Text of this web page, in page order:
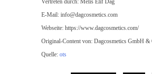
Vertreten durch: Melis Elif Dag
E-Mail: info@dagcosmetics.com
Webseite: https://www.dagcosmetics.com/
Original-Content von: Dagcosmetics GmbH
Quelle: ots